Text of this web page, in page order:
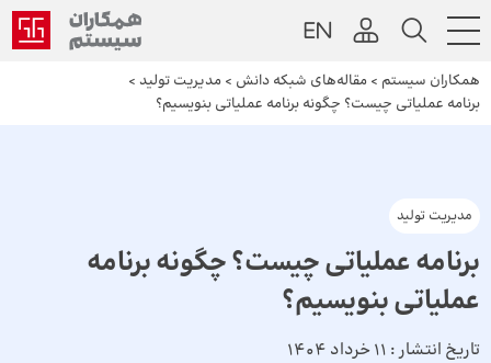
همکاران سیستم > مقاله‌های شبکه دانش > مدیریت تولید >
برنامه عملیاتی چیست؟ چگونه برنامه عملیاتی بنویسیم؟
مدیریت تولید
برنامه عملیاتی چیست؟ چگونه برنامه
عملیاتی بنویسیم؟
تاریخ انتشار : 11 خرداد 1404